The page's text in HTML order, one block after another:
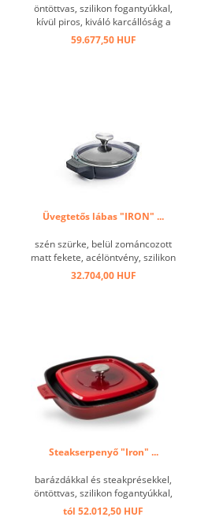
öntöttvas, szilikon fogantyúkkal,
kívül piros, kiváló karcállóság a
fekete zománcozott belső
felülettel,rendkívül tartós és
59.677,50 HUF
Üvegtetős lábas "IRON" ...
szén szürke, belül zománcozott
matt fekete, acélöntvény, szilikon
fogantyúkkal ...
32.704,00 HUF
Steakserpenyő "Iron" ...
barázdákkal és steakprésekkel,
öntöttvas, szilikon fogantyúkkal,
kobaltkék kívül, kitűnő
tól 52.012,50 HUF